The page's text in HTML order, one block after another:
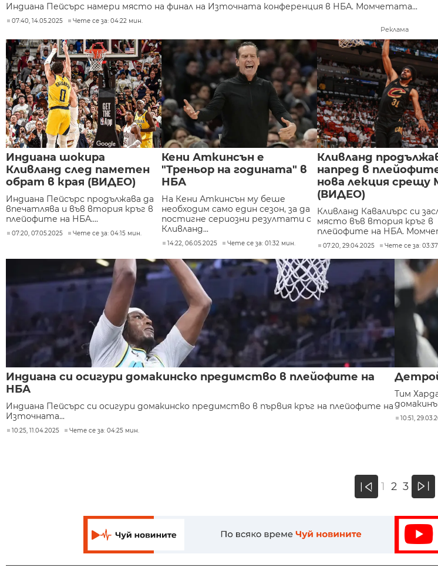
Индиана Пейсърс намери място на финал на Източната конференция в НБА. Момчетата...
07:40, 14.05.2025 Чете се за: 04:22 мин.
Реклама
Индиана шокира
Кливланд след паметен
обрат в края (ВИДЕО)
Индиана Пейсърс продължава да
впечатлява и във втория кръг в
плейофите на НБА....
07:20, 07.05.2025 Чете се за: 04:15 мин.
Кени Аткинсън е
"Треньор на годината" в
НБА
На Кени Аткинсън му беше
необходим само един сезон, за да
постигне сериозни резултати с
Кливланд...
14:22, 06.05.2025 Чете се за: 01:32 мин.
Кливланд
напред в
нова лекция срещу
(ВИДЕО)
Кливланд Кавалиърс си
място във втория кръг в
плейофите на НБА.
07:20, 29.04.2025 Чете се за:
Индиана си осигури домакинско предимство в плейофите на
НБА
Индиана Пейсърс си осигури домакинско предимство в първия кръг на плейофите на
Източната...
10:25, 11.04.2025 Чете се за: 04:25 мин.
Тим
10:51,
« 1 2 3 »